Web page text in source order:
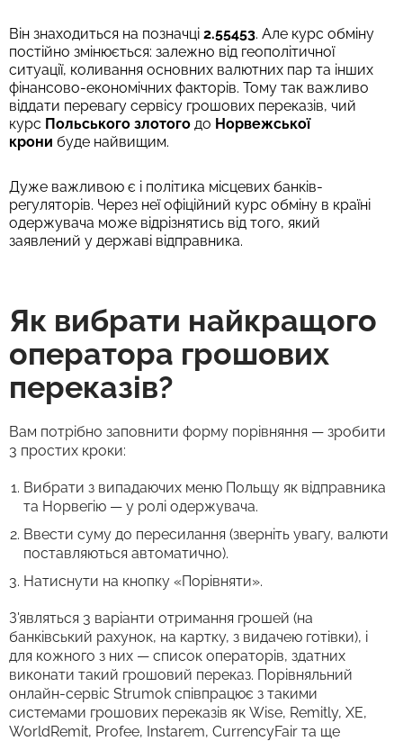
Він знаходиться на позначці 2.55453. Але курс обміну
постійно змінюється: залежно від геополітичної
ситуації, коливання основних валютних пар та інших
фінансово-економічних факторів. Тому так важливо
віддати перевагу сервісу грошових переказів, чий
курс Польського злотого до Норвежської
крони буде найвищим.
Дуже важливою є і політика місцевих банків-
регуляторів. Через неї офіційний курс обміну в країні
одержувача може відрізнятись від того, який
заявлений у державі відправника.
Як вибрати найкращого
оператора грошових
переказів?
Вам потрібно заповнити форму порівняння — зробити
3 простих кроки:
Вибрати з випадаючих меню Польщу як відправника
та Норвегію — у ролі одержувача.
Ввести суму до пересилання (зверніть увагу, валюти
поставляються автоматично).
Натиснути на кнопку «Порівняти».
З'являться 3 варіанти отримання грошей (на
банківський рахунок, на картку, з видачею готівки), і
для кожного з них — список операторів, здатних
виконати такий грошовий переказ. Порівняльний
онлайн-сервіс Strumok співпрацює з такими
системами грошових переказів як Wise, Remitly, XE,
WorldRemit, Profee, Instarem, CurrencyFair та ще